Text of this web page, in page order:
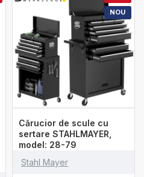
NOU
Stahl Mayer
Cărucior de scule cu
sertare STAHLMAYER,
model: 28-79